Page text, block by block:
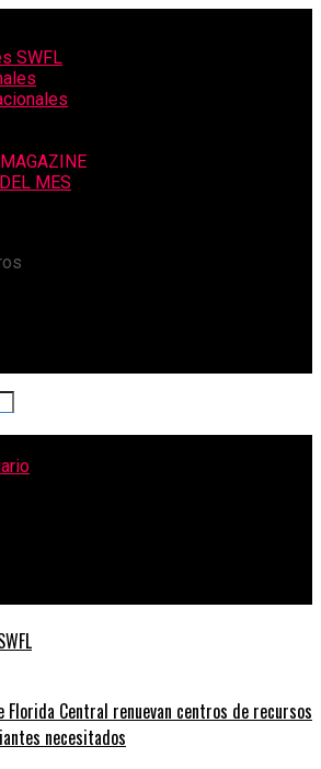
SWFL
MES
Florida Central renuevan centros de recursos
necesitados